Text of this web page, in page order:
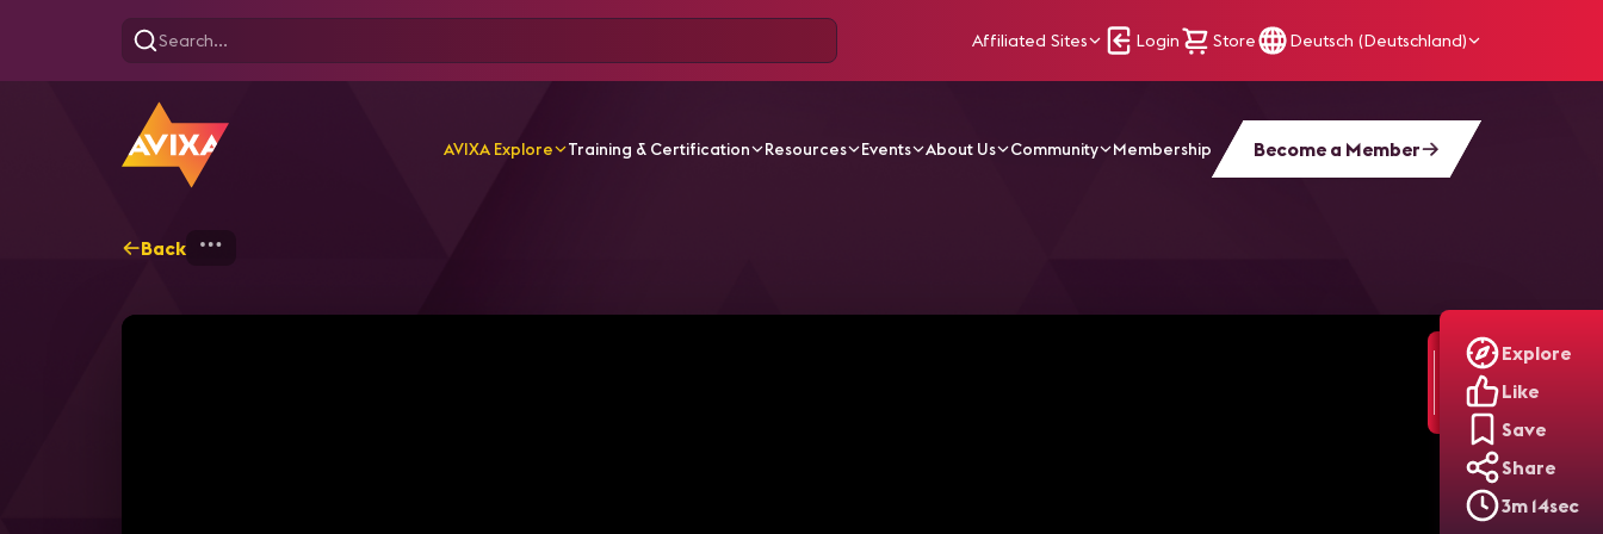
Affiliated Sites Login Store Deutsch (Deutschland)
AVIXA Explore Training & Certification Resources Events About Us Community Membership Become a Member
Explore
Like
Save
Share
3m 14sec
Back